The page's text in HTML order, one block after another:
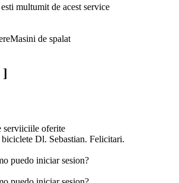
multumit de acest service
Masini de spalat
]
serviiciile oferite
Dl. Sebastian. Felicitari.
puedo iniciar sesion?